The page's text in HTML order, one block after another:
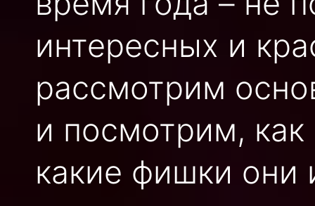
интересных и
рассмотрим
и посмотрим, как
какие фишки они